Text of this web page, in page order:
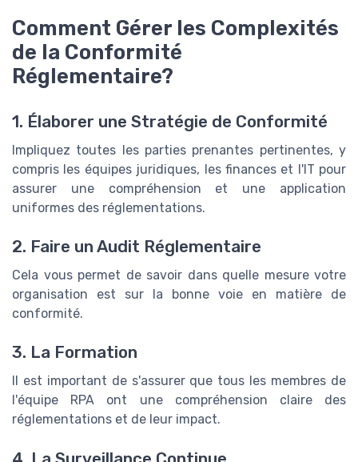
Comment Gérer les Complexités
de la Conformité
Réglementaire?
1. Élaborer une Stratégie de Conformité
Impliquez toutes les parties prenantes pertinentes, y
compris les équipes juridiques, les finances et l'IT pour
assurer une compréhension et une application
uniformes des réglementations.
2. Faire un Audit Réglementaire
Cela vous permet de savoir dans quelle mesure votre
organisation est sur la bonne voie en matière de
conformité.
3. La Formation
Il est important de s'assurer que tous les membres de
l'équipe RPA ont une compréhension claire des
réglementations et de leur impact.